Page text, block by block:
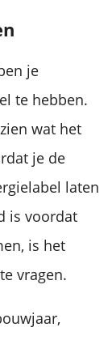
je
te hebben.
wat het
je de
laten
is voordat
is het
vragen.